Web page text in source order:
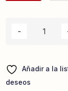
Añadir a la
deseos